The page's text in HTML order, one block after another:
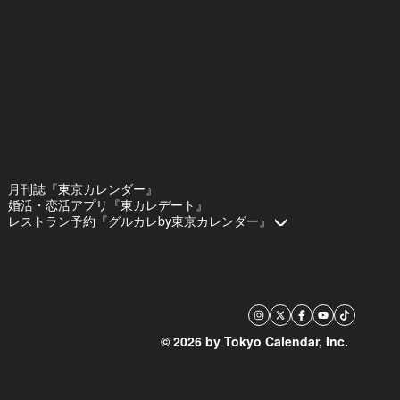
月刊誌『東京カレンダー』
婚活・恋活アプリ『東カレデート』
レストラン予約『グルカレby東京カレンダー』
© 2026 by Tokyo Calendar, Inc.